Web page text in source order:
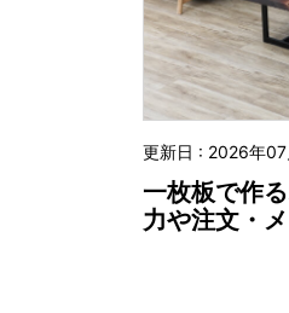
更新日 : 2026年
一枚板で作
力や注文・